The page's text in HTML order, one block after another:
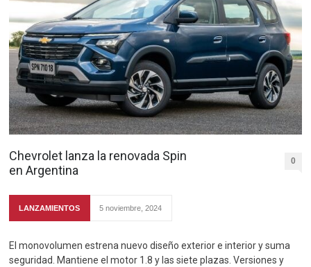
Chevrolet lanza la renovada Spin
en Argentina
0
LANZAMIENTOS 5 noviembre, 2024
El monovolumen estrena nuevo diseño exterior e interior y suma
seguridad. Mantiene el motor 1.8 y las siete plazas. Versiones y